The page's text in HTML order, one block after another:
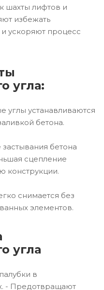
шахты лифтов и
избежать
ускоряют процесс
угла:
углы устанавливаются
бетона.
бетона
сцепление
конструкции.
снимается без
элементов.
угла
в
- Предотвращают